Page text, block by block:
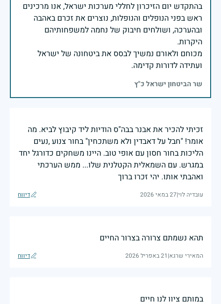
בהתקדש יום הזיכרון לחללי מערכות ישראל, אנו מרכינים
ראש בפני הנופלים והנופלות, נוצרים את זכרם באהבה
ובהערכה, ושולחים חיבוק של נחמה למשפחותיהם
מכוחם ולאורם נמשיך לבסס את ביטחונה של ישראל
ועתידה לדורות קדימה.
שר הביטחון ישראל כ"ץ
זכיתי להכיר את אבנר בבה"ס הודיות ליד קיבוץ לביא. מה
אומר! "חבל על דאבדין ולא משתכחין" בחור צנוע ,נעים
הליכות בחור חסון עם אופי טוב. היינו משחקים כדורגל יחד
במגרש. עם השמאלית הקטלנית שלו... ממש הערכתי
ואהבתי אותו. יהי זכרו ברוך
עובדיה לוי|27 במאי 2026 דיווח
תהא נשמתם צרורה בצרור החיים
המאירי שרגא|21 באפריל 2026 דיווח
במותם ציוו לנו חיים